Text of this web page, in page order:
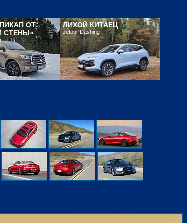
ОТ
СТЕНЫ»
ЛИХОЙ КИТАЕЦ
Jetour Dashing